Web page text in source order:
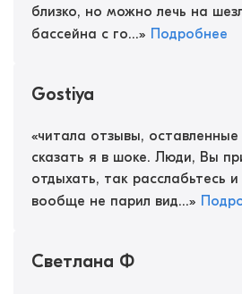
близко, но можно лечь на
бассейна с го...» Подробнее
Gostiya
«читала отзывы,
сказать я в шоке. Люди, Вы
отдыхать, так расслабьтесь
вообще не парил вид...»
Светлана Ф